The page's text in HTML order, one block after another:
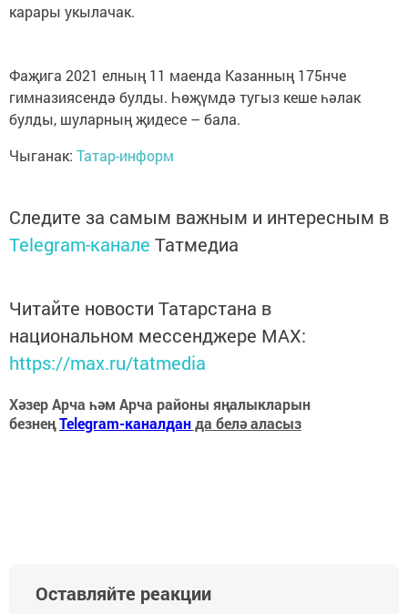
карары укылачак.
Фаҗига 2021 елның 11 маенда Казанның 175нче
гимназиясендә булды. Һөҗүмдә тугыз кеше һәлак
булды, шуларның җидесе – бала.
Чыганак: Татар-информ
Следите за самым важным и интересным в
Telegram-канале Татмедиа
Читайте новости Татарстана в
национальном мессенджере MАХ:
https://max.ru/tatmedia
Хәзер Арча һәм Арча районы яңалыкларын
безнеңTelegram-каналданда белә аласыз
Оставляйте реакции